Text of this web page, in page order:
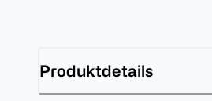
Produktdetails